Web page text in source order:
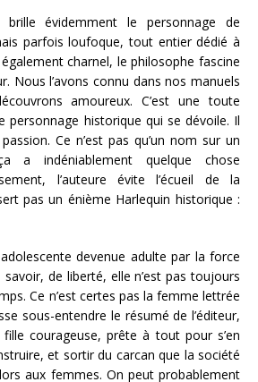
évidemment le personnage de
parfois loufoque, tout entier dédié à
charnel, le philosophe fascine
Nous l’avons connu dans nos manuels
amoureux. C’est une toute
personnage historique qui se dévoile. Il
Ce n’est pas qu’un nom sur un
a indéniablement quelque chose
l’auteure évite l’écueil de la
pas un énième Harlequin historique :
devenue adulte par la force
savoir, de liberté, elle n’est pas toujours
Ce n’est certes pas la femme lettrée
sous-entendre le résumé de l’éditeur,
courageuse, prête à tout pour s’en
et sortir du carcan que la société
aux femmes. On peut probablement